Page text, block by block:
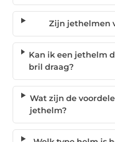
Zijn jethelmen
Kan ik een jethelm
bril draag?
Wat zijn de
jethelm?